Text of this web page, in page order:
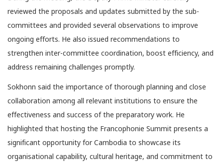
reviewed the proposals and updates submitted by the sub-
committees and provided several observations to improve
ongoing efforts. He also issued recommendations to
strengthen inter-committee coordination, boost efficiency, and
address remaining challenges promptly.
Sokhonn said the importance of thorough planning and close
collaboration among all relevant institutions to ensure the
effectiveness and success of the preparatory work. He
highlighted that hosting the Francophonie Summit presents a
significant opportunity for Cambodia to showcase its
organisational capability, cultural heritage, and commitment to